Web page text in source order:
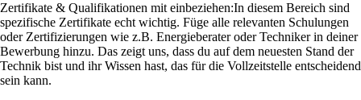
Zertifikate & Qualifikationen mit einbeziehen:In diesem Bereich sind
spezifische Zertifikate echt wichtig. Füge alle relevanten Schulungen
oder Zertifizierungen wie z.B. Energieberater oder Techniker in deiner
Bewerbung hinzu. Das zeigt uns, dass du auf dem neuesten Stand der
Technik bist und ihr Wissen hast, das für die Vollzeitstelle entscheidend
sein kann.